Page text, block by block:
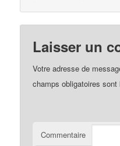
Laisser un
Votre adresse de
champs obligatoires
Commentaire